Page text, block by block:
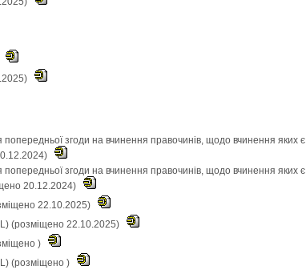
згоди на вчинення правочинів, щодо вчинення яких є
згоди на вчинення правочинів, щодо вчинення яких є
20.12.2024)
22.10.2025)
(розміщено 22.10.2025)
)
(розміщено )